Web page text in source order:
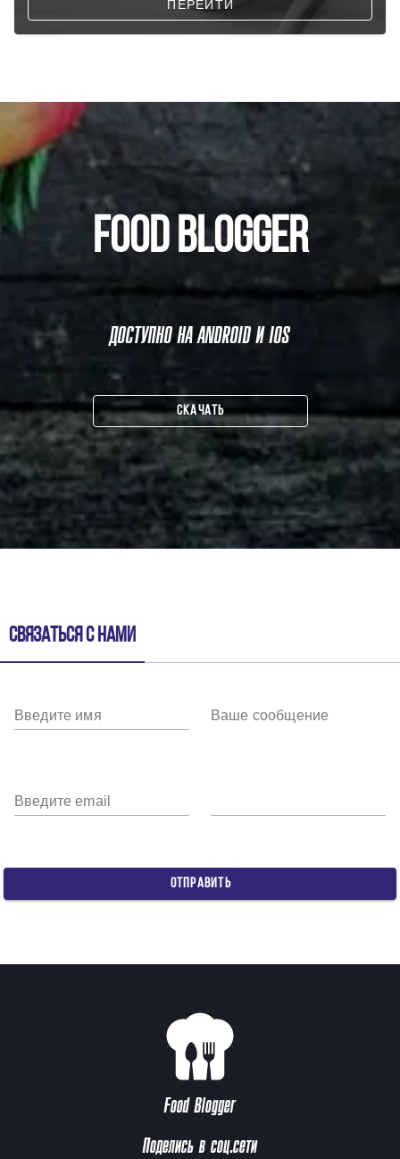
ПЕРЕЙТИ
FOOD BLOGGER
ДОСТУПНО НА ANDROID И IOS
СКАЧАТЬ
Связаться с нами
Введите имя
Введите email
Ваше сообщение
ОТПРАВИТЬ
Food Blogger
Поделись в соц.сети